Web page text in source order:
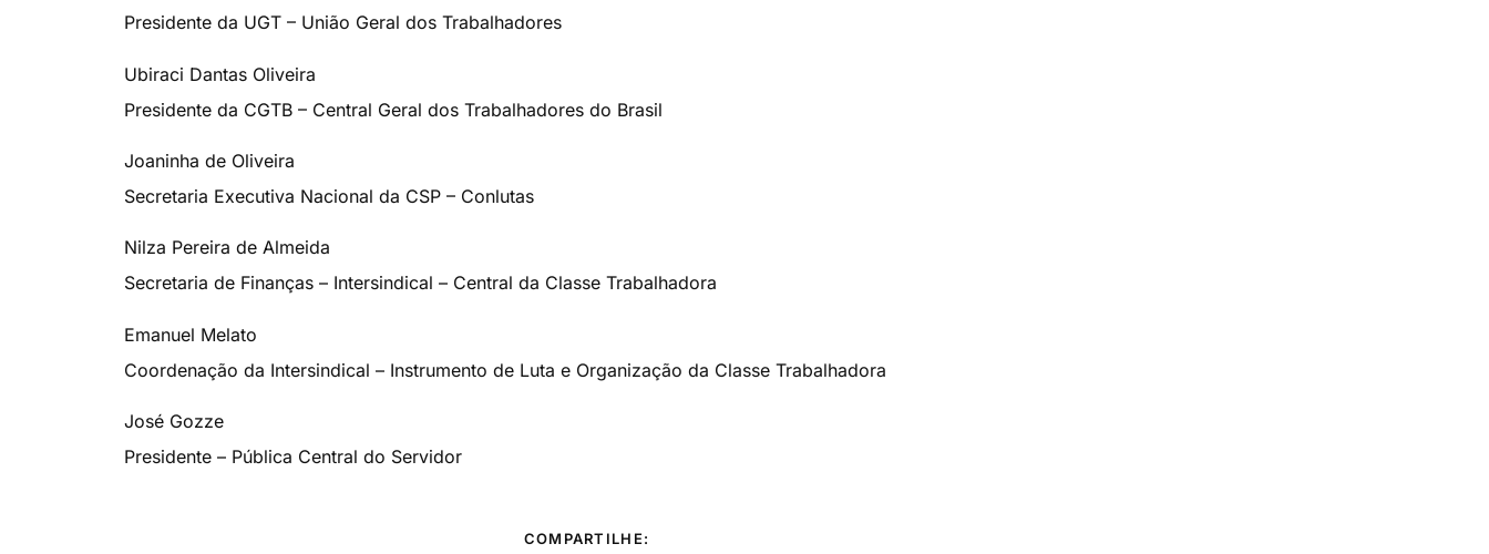
Presidente da UGT – União Geral dos Trabalhadores
Ubiraci Dantas Oliveira
Presidente da CGTB – Central Geral dos Trabalhadores do Brasil
Joaninha de Oliveira
Secretaria Executiva Nacional da CSP – Conlutas
Nilza Pereira de Almeida
Secretaria de Finanças – Intersindical – Central da Classe Trabalhadora
Emanuel Melato
Coordenação da Intersindical – Instrumento de Luta e Organização da Classe Trabalhadora
José Gozze
Presidente – Pública Central do Servidor
COMPARTILHE: